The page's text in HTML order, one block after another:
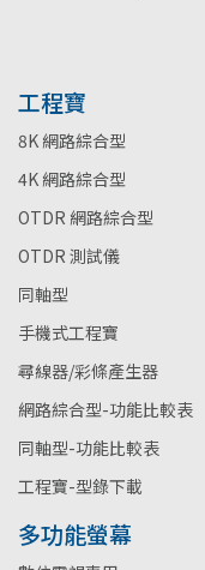
工程寶
8K 網路綜合型
4K 網路綜合型
OTDR 網路綜合型
OTDR 測試儀
同軸型
手機式工程寶
尋線器/彩條產生器
網路綜合型-功能比較表
同軸型-功能比較表
工程寶-型錄下載
多功能螢幕